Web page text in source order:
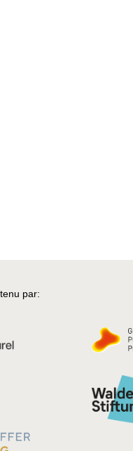
par: